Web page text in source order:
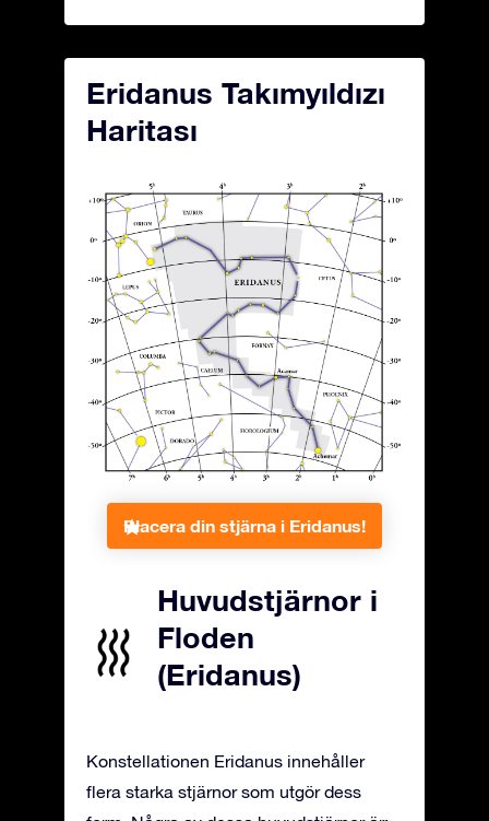
Eridanus Takımyıldızı
Haritası
Placera din stjärna i Eridanus!
Huvudstjärnor i
Floden
(Eridanus)
Konstellationen Eridanus innehåller
flera starka stjärnor som utgör dess